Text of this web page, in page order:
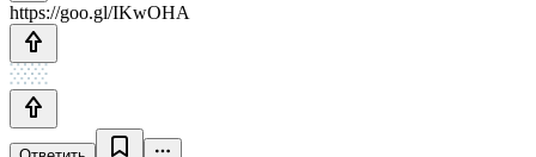
https://goo.gl/IKwOHA